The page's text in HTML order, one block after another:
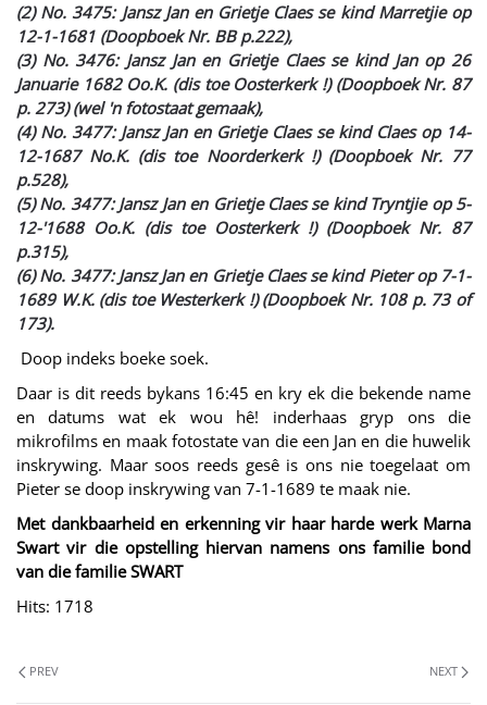
(2) No. 3475: Jansz Jan en Grietje Claes se kind Marretjie op
12-1-1681 (Doopboek Nr. BB p.222),
(3) No. 3476: Jansz Jan en Grietje Claes se kind Jan op 26
Januarie 1682 Oo.K. (dis toe Oosterkerk !) (Doopboek Nr. 87
p. 273) (wel 'n fotostaat gemaak),
(4) No. 3477: Jansz Jan en Grietje Claes se kind Claes op 14-
12-1687 No.K. (dis toe Noorderkerk !) (Doopboek Nr. 77
p.528),
(5) No. 3477: Jansz Jan en Grietje Claes se kind Tryntjie op 5-
12-'1688 Oo.K. (dis toe Oosterkerk !) (Doopboek Nr. 87
p.315),
(6) No. 3477: Jansz Jan en Grietje Claes se kind Pieter op 7-1-
1689 W.K. (dis toe Westerkerk !) (Doopboek Nr. 108 p. 73 of
173).
Doop indeks boeke soek.
Daar is dit reeds bykans 16:45 en kry ek die bekende name
en datums wat ek wou hê! inderhaas gryp ons die
mikrofilms en maak fotostate van die een Jan en die huwelik
inskrywing. Maar soos reeds gesê is ons nie toegelaat om
Pieter se doop inskrywing van 7-1-1689 te maak nie.
Met dankbaarheid en erkenning vir haar harde werk Marna
Swart vir die opstelling hiervan namens ons familie bond
van die familie SWART
Hits: 1718
PREV NEXT